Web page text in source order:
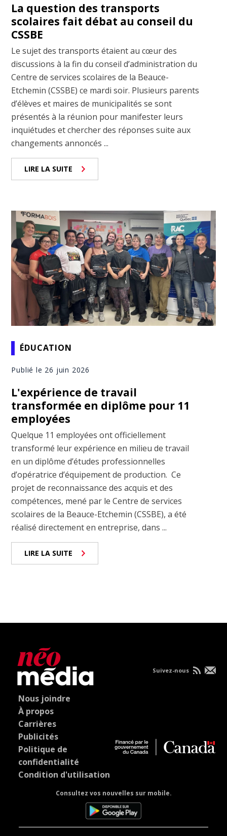
La question des transports
scolaires fait débat au conseil du
CSSBE
Le sujet des transports étaient au cœur des
discussions à la fin du conseil d’administration du
Centre de services scolaires de la Beauce-
Etchemin (CSSBE) ce mardi soir. Plusieurs parents
d’élèves et maires de municipalités se sont
présentés à la réunion pour manifester leurs
inquiétudes et chercher des réponses suite aux
changements annoncés ...
LIRE LA SUITE
ÉDUCATION
Publié le 26 juin 2026
L'expérience de travail
transformée en diplôme pour 11
employées
Quelque 11 employées ont officiellement
transformé leur expérience en milieu de travail
en un diplôme d’études professionnelles
d’opératrice d’équipement de production. Ce
projet de reconnaissance des acquis et des
compétences, mené par le Centre de services
scolaires de la Beauce-Etchemin (CSSBE), a été
réalisé directement en entreprise, dans ...
LIRE LA SUITE
Nous joindre
À propos
Carrières
Publicités
Politique de
confidentialité
Condition d'utilisation
Consultez vos nouvelles sur mobile.
Suivez-nous